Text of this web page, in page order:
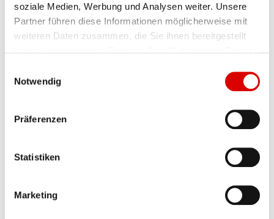
soziale Medien, Werbung und Analysen weiter. Unsere
Partner führen diese Informationen möglicherweise mit
weiteren Daten zusammen, die Sie ihnen bereitgestellt
Notwendig
Präferenzen
Statistiken
Marketing
Rundverschattungen
Aluminium oder Holz. Statt eckige, lieber
einzubinden, stellt auch höhere Ansprüche an
eine Rundverschattung als sommerlichen
Wärmeschutz dar. Längst sind Zeiten vorbei,
in denen sich Gebäudefassaden vollkommen
geradlinig präsentieren und üppige, raffinierte
Vorsprünge oder Rundungen nur Denkmälern